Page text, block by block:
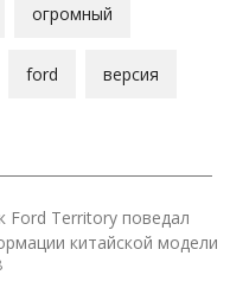
огромный
ford версия
Ford Territory поведал
китайской модели